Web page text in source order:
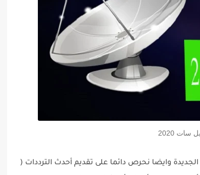
2020
وايضا نحرص دائما على تقديم أحدث الترددات (